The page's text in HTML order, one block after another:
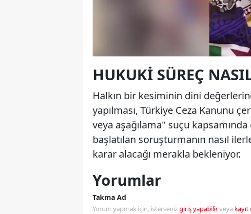
HUKUKI SÜREÇ
Halkın bir kesiminin dini
yapılması, Türkiye Ceza Kanunu
veya aşağılama" suçu
başlatılan soruşturmanın nasıl
karar alacağı merakla bekleniyor.
Yorumlar
Takma Ad
Yorum yapmak için, istersenizgiriş yapabilirveya